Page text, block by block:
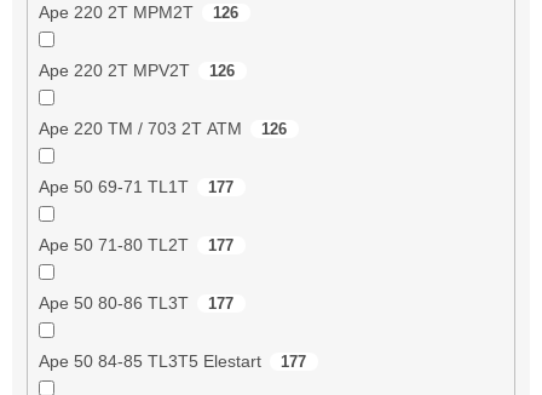
Ape 220 2T MPM2T 126
Ape 220 2T MPV2T 126
Ape 220 TM / 703 2T ATM 126
Ape 50 69-71 TL1T 177
Ape 50 71-80 TL2T 177
Ape 50 80-86 TL3T 177
Ape 50 84-85 TL3T5 Elestart 177